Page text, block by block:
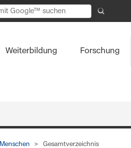
Weiterbildung Forschung
Menschen Gesamtverzeichnis